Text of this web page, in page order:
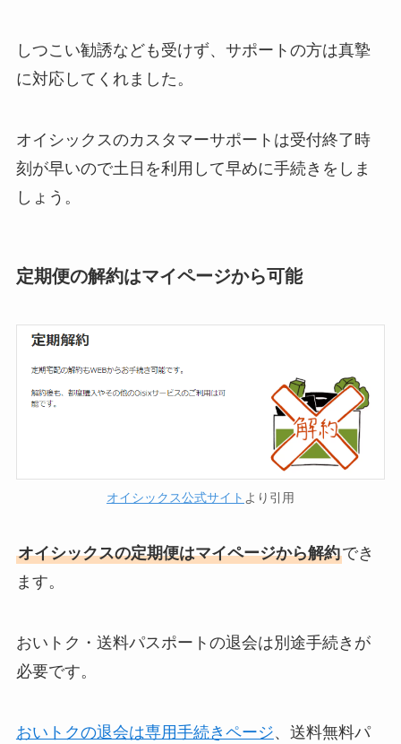
しつこい勧誘なども受けず、サポートの方は真摯
に対応してくれました。
オイシックスのカスタマーサポートは受付終了時
刻が早いので土日を利用して早めに手続きをしま
しょう。
定期便の解約はマイページから可能
オイシックス公式サイト より引用
オイシックスの定期便はマイページから解約でき
ます。
おいトク・送料パスポートの退会は別途手続きが
必要です。
おいトクの退会は専用手続きページ、送料無料パ